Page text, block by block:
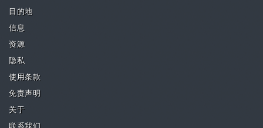
目的地
信息
资源
隐私
使用条款
免责声明
关于
联系我们